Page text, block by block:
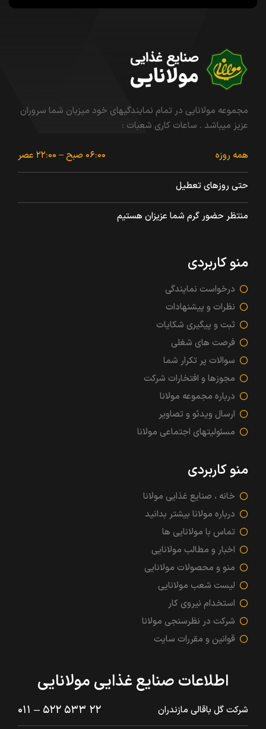
مجموعه مولانایی در تمام نمایندگیهای خود میزبان شما سروران
عزیز میباشد . ساعات کاری شعبات :
همه روزه ۰۶:۰۰ صبح – ۲۲:۰۰ عصر
حتی روزهای تعطیل
منتظر حضور گرم شما عزیزان هستیم
منو کاربردی
درخواست نمایندگی
نظرات و پیشنهادات
ثبت و پیگیری شکایات
فرصت های شغلی
سوالات پر تکرار شما
مجوزها و افتخارات شرکت
درباره مجموعه مولانا
ارسال ویدئو و تصاویر
مسئولیتهای اجتماعی مولانا
منو کاربردی
خانه ، صنایع غذایی مولانا
درباره مولانا بیشتر بدانید
تماس با مولانایی ها
اخبار و مطالب مولانایی
منو و محصولات مولانایی
لیست شعب مولانایی
استخدام نیروی کار
شرکت در نظرسنجی مولانا
قوانین و مقررات سایت
اطلاعات صنایع غذایی مولانایی
شرکت گل باقالی مازندران ۲۲ ۵۳۳ ۵۲۲ – ۰۱۱